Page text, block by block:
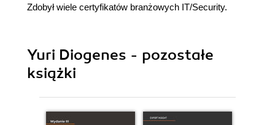
Zdobył wiele certyfikatów branżowych IT/Security.
Yuri Diogenes - pozostałe
książki